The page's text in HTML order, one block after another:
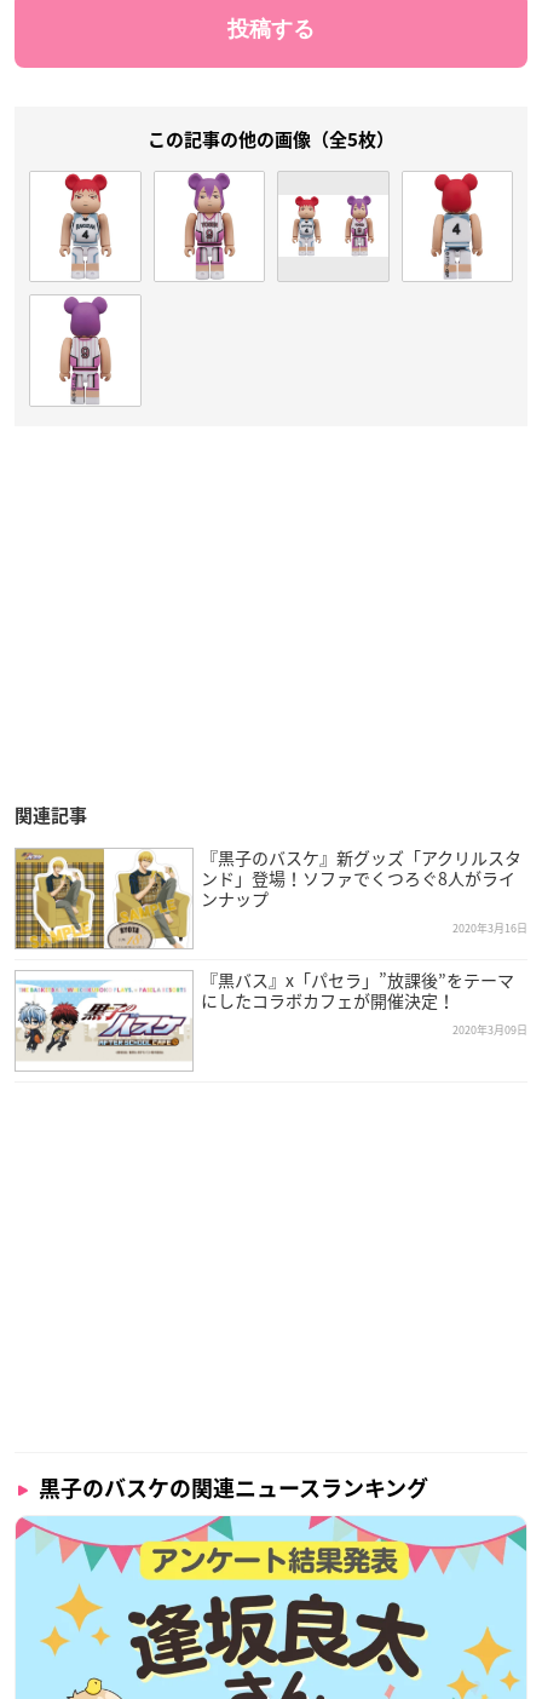
この記事の他の画像（全5枚）
関連記事
『黒子のバスケ』新グッズ「アクリルスタ
ンド」登場！ソファでくつろぐ8人がライ
ンナップ
2020年3月16日
『黒バス』x「パセラ」”放課後”をテーマ
にしたコラボカフェが開催決定！
2020年3月09日
黒子のバスケの関連ニュースランキング